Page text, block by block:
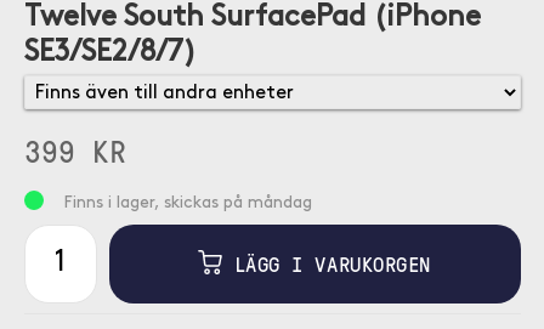
Twelve South SurfacePad (iPhone
SE3/SE2/8/7)
399 KR
Finns i lager, skickas på måndag
LÄGG I VARUKORGEN